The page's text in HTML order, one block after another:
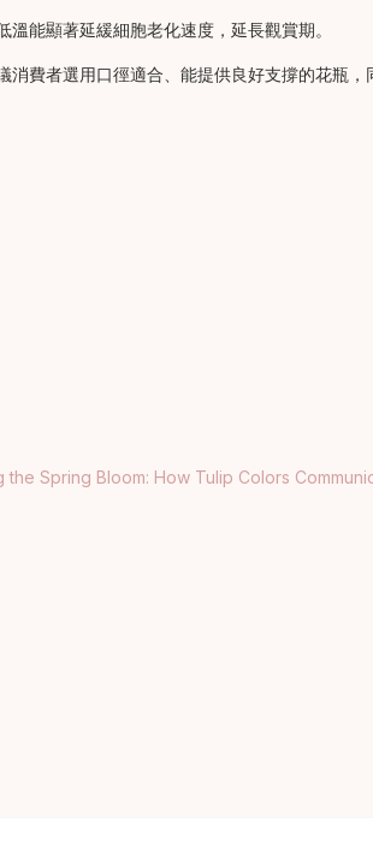
能顯著延緩細胞老化速度，延長觀賞期。
費者選用口徑適合、能提供良好支撐的花瓶
the Spring Bloom: How Tulip Colors